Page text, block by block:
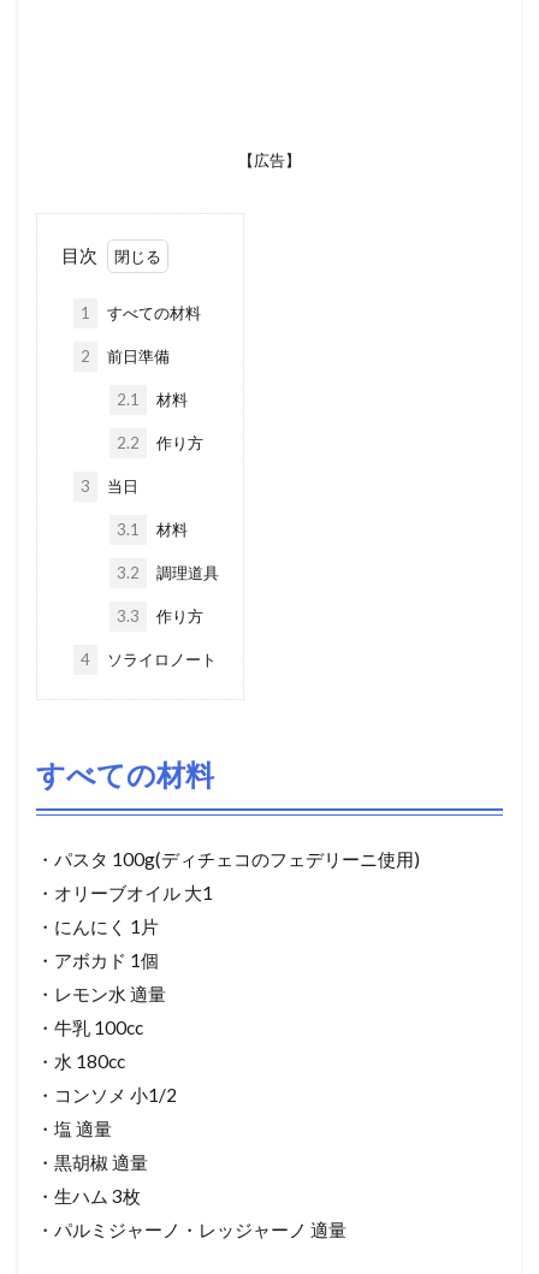
【広告】
目次
1 すべての材料
2 前日準備
2.1 材料
2.2 作り方
3 当日
3.1 材料
3.2 調理道具
3.3 作り方
4 ソライロノート
すべての材料
・パスタ 100g(ディチェコのフェデリーニ使用)
・オリーブオイル 大1
・にんにく 1片
・アボカド 1個
・レモン水 適量
・牛乳 100cc
・水 180cc
・コンソメ 小1/2
・塩 適量
・黒胡椒 適量
・生ハム 3枚
・パルミジャーノ・レッジャーノ 適量